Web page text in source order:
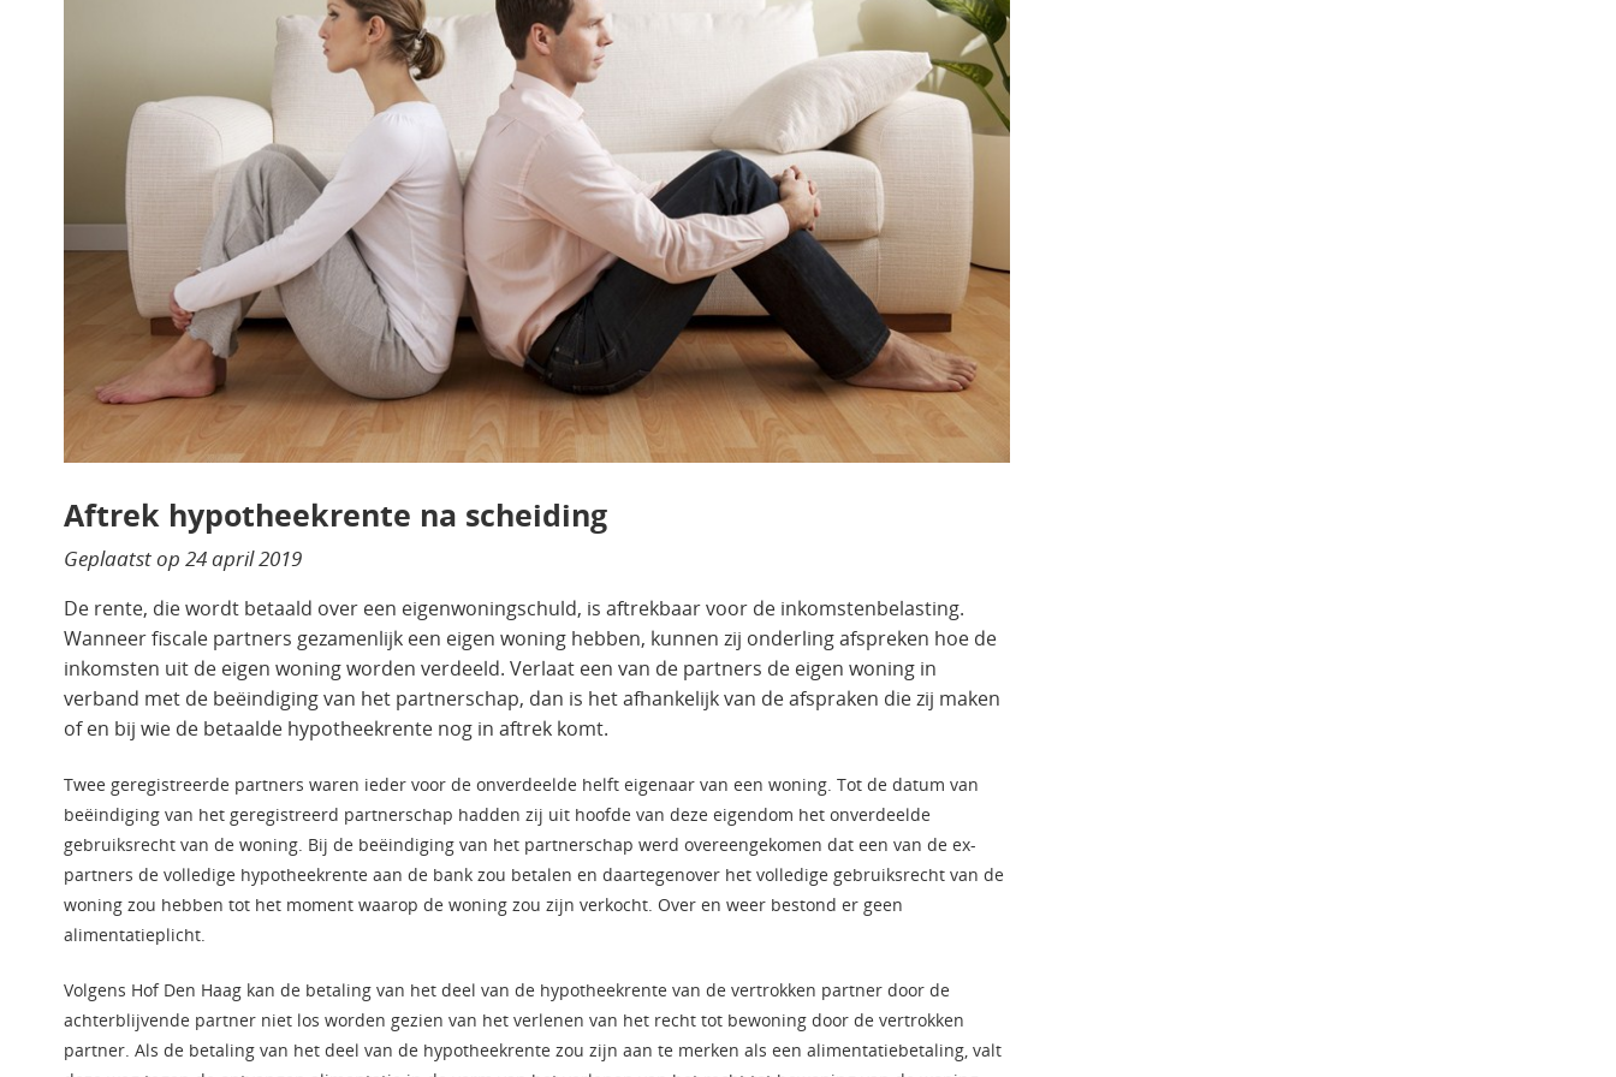
Aftrek hypotheekrente na scheiding
Geplaatst op 24 april 2019
De rente, die wordt betaald over een eigenwoningschuld, is aftrekbaar voor de inkomstenbelasting.
Wanneer fiscale partners gezamenlijk een eigen woning hebben, kunnen zij onderling afspreken hoe de
inkomsten uit de eigen woning worden verdeeld. Verlaat een van de partners de eigen woning in
verband met de beëindiging van het partnerschap, dan is het afhankelijk van de afspraken die zij maken
of en bij wie de betaalde hypotheekrente nog in aftrek komt.
Twee geregistreerde partners waren ieder voor de onverdeelde helft eigenaar van een woning. Tot de datum van
beëindiging van het geregistreerd partnerschap hadden zij uit hoofde van deze eigendom het onverdeelde
gebruiksrecht van de woning. Bij de beëindiging van het partnerschap werd overeengekomen dat een van de ex-
partners de volledige hypotheekrente aan de bank zou betalen en daartegenover het volledige gebruiksrecht van de
woning zou hebben tot het moment waarop de woning zou zijn verkocht. Over en weer bestond er geen
alimentatieplicht.
Volgens Hof Den Haag kan de betaling van het deel van de hypotheekrente van de vertrokken partner door de
achterblijvende partner niet los worden gezien van het verlenen van het recht tot bewoning door de vertrokken
partner. Als de betaling van het deel van de hypotheekrente zou zijn aan te merken als een alimentatiebetaling, valt